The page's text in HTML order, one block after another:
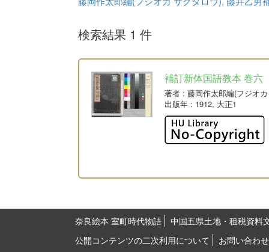
検索結果 1 件
補訂新体国語教本 巻六
著者 : 藤岡作太郎編(フジオ
出版年 : 1912, 大正1
奈良絵本 室町時代物語
中国五県土地・租税資料
公開コンテンツの二次利用について
お問い合わせ